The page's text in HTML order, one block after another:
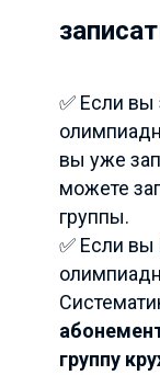
✅ Если вы
вы уже
можете
группы.
✅ Если вы
группу